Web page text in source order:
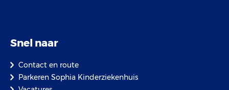
Snel naar
Contact en route
Parkeren Sophia Kinderziekenhuis